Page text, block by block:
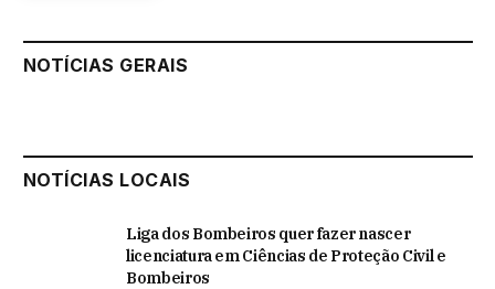
NOTÍCIAS GERAIS
NOTÍCIAS LOCAIS
Liga dos Bombeiros quer fazer nascer
licenciatura em Ciências de Proteção Civil e
Bombeiros